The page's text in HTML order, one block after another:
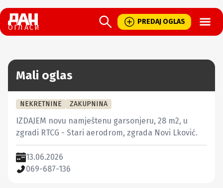
ОГЛАСИ
PREDAJ OGLAS
Mali oglas
NEKRETNINE ZAKUPNINA
IZDAJEM novu namještenu garsonjeru, 28 m2, u
zgradi RTCG - Stari aerodrom, zgrada Novi Lković.
13.06.2026
069-687-136